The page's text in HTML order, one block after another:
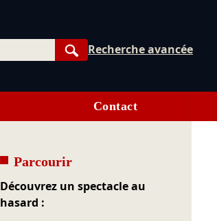
Rechercher
Recherche avancée
Contact
Parcourir
Découvrez un spectacle au
hasard :